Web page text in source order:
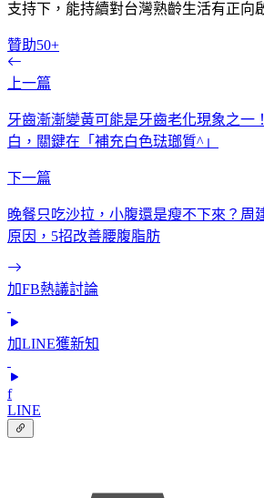
支持下，能持續對台灣熟齡生活有正向
贊助50+
上一篇
牙齒漸漸變黃可能是牙齒老化現象之一
白，關鍵在「補充白色琺瑯質^」
下一篇
晚餐只吃沙拉，小腹還是瘦不下來？周
原因，5招改善腰腹脂肪
加FB熱議討論
加LINE獲新知
f
LINE